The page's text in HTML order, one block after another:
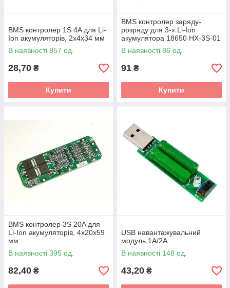
BMS контролер 1S 4A для Li-
Ion акумуляторів, 2x4x34 мм
В наявності 857 од.
28,70 ₴
Купити
BMS контролер заряду-
розряду для 3-х Li-Ion
акумулятора 18650 HX-3S-01
8A 11.1-12.6 V
В наявності 86 од.
91 ₴
Купити
BMS контролер 3S 20A для
Li-Ion акумуляторів, 4х20х59
мм
В наявності 395 од.
82,40 ₴
USB навантажувальний
модуль 1A/2A
В наявності 148 од.
43,20 ₴